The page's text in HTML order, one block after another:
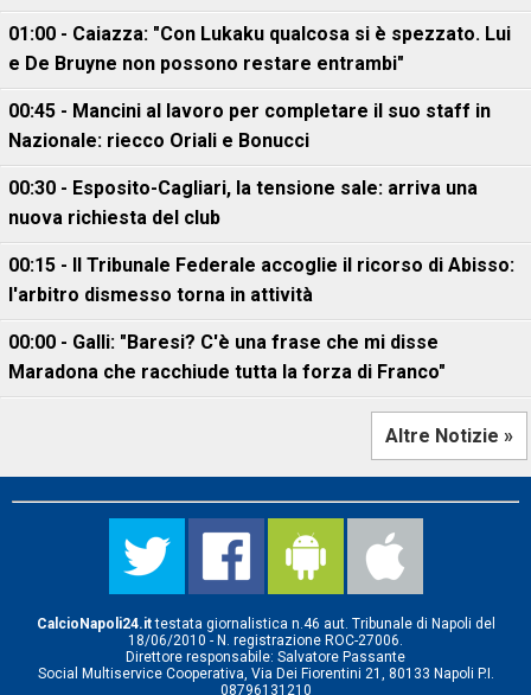
01:00 - Caiazza: "Con Lukaku qualcosa si è spezzato. Lui
e De Bruyne non possono restare entrambi"
00:45 - Mancini al lavoro per completare il suo staff in
Nazionale: riecco Oriali e Bonucci
00:30 - Esposito-Cagliari, la tensione sale: arriva una
nuova richiesta del club
00:15 - Il Tribunale Federale accoglie il ricorso di Abisso:
l'arbitro dismesso torna in attività
00:00 - Galli: "Baresi? C'è una frase che mi disse
Maradona che racchiude tutta la forza di Franco"
Altre Notizie »
CalcioNapoli24.ittestata giornalistica n.46 aut. Tribunale di Napoli del
18/06/2010 - N. registrazione ROC-27006.
Direttore responsabile: Salvatore Passante
Social Multiservice Cooperativa, Via Dei Fiorentini 21, 80133 Napoli P.I.
08796131210